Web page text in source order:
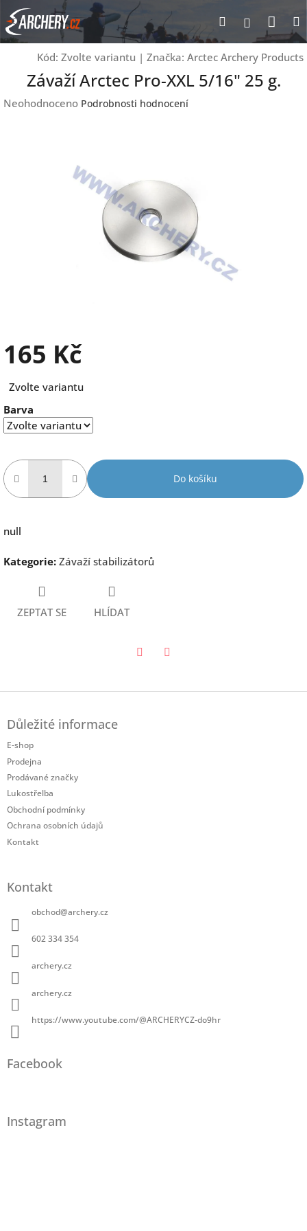
Přejít
na
obsah
Hledat
Kód: Zvolte variantu | Značka: Arctec Archery Products
Závaží Arctec Pro-XXL 5/16" 25 g.
Průměrné
Neohodnoceno Podrobnosti hodnocení
165 Kč
cena:
Zvolte variantu
Barva
Do košíku
null
Kategorie: Závaží stabilizátorů
ZEPTAT SE HLÍDAT
Důležité informace
E-shop
Prodejna
Prodávané značky
Lukostřelba
Obchodní podmínky
Ochrana osobních údajů
Kontakt
Kontakt
obchod@archery.cz
602 334 354
archery.cz
archery.cz
https://www.youtube.com/@ARCHERYCZ-do9hr
Facebook
Instagram